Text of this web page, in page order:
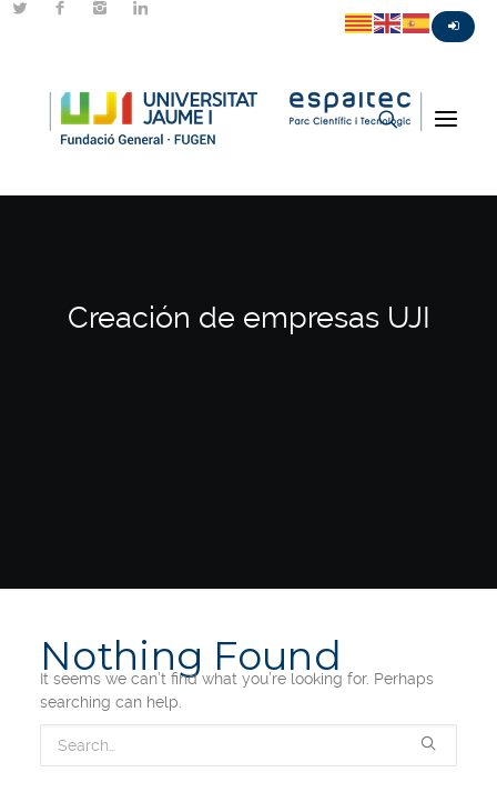
Creación de empresas UJI
Nothing Found
It seems we can’t find what you’re looking for. Perhaps
searching can help.